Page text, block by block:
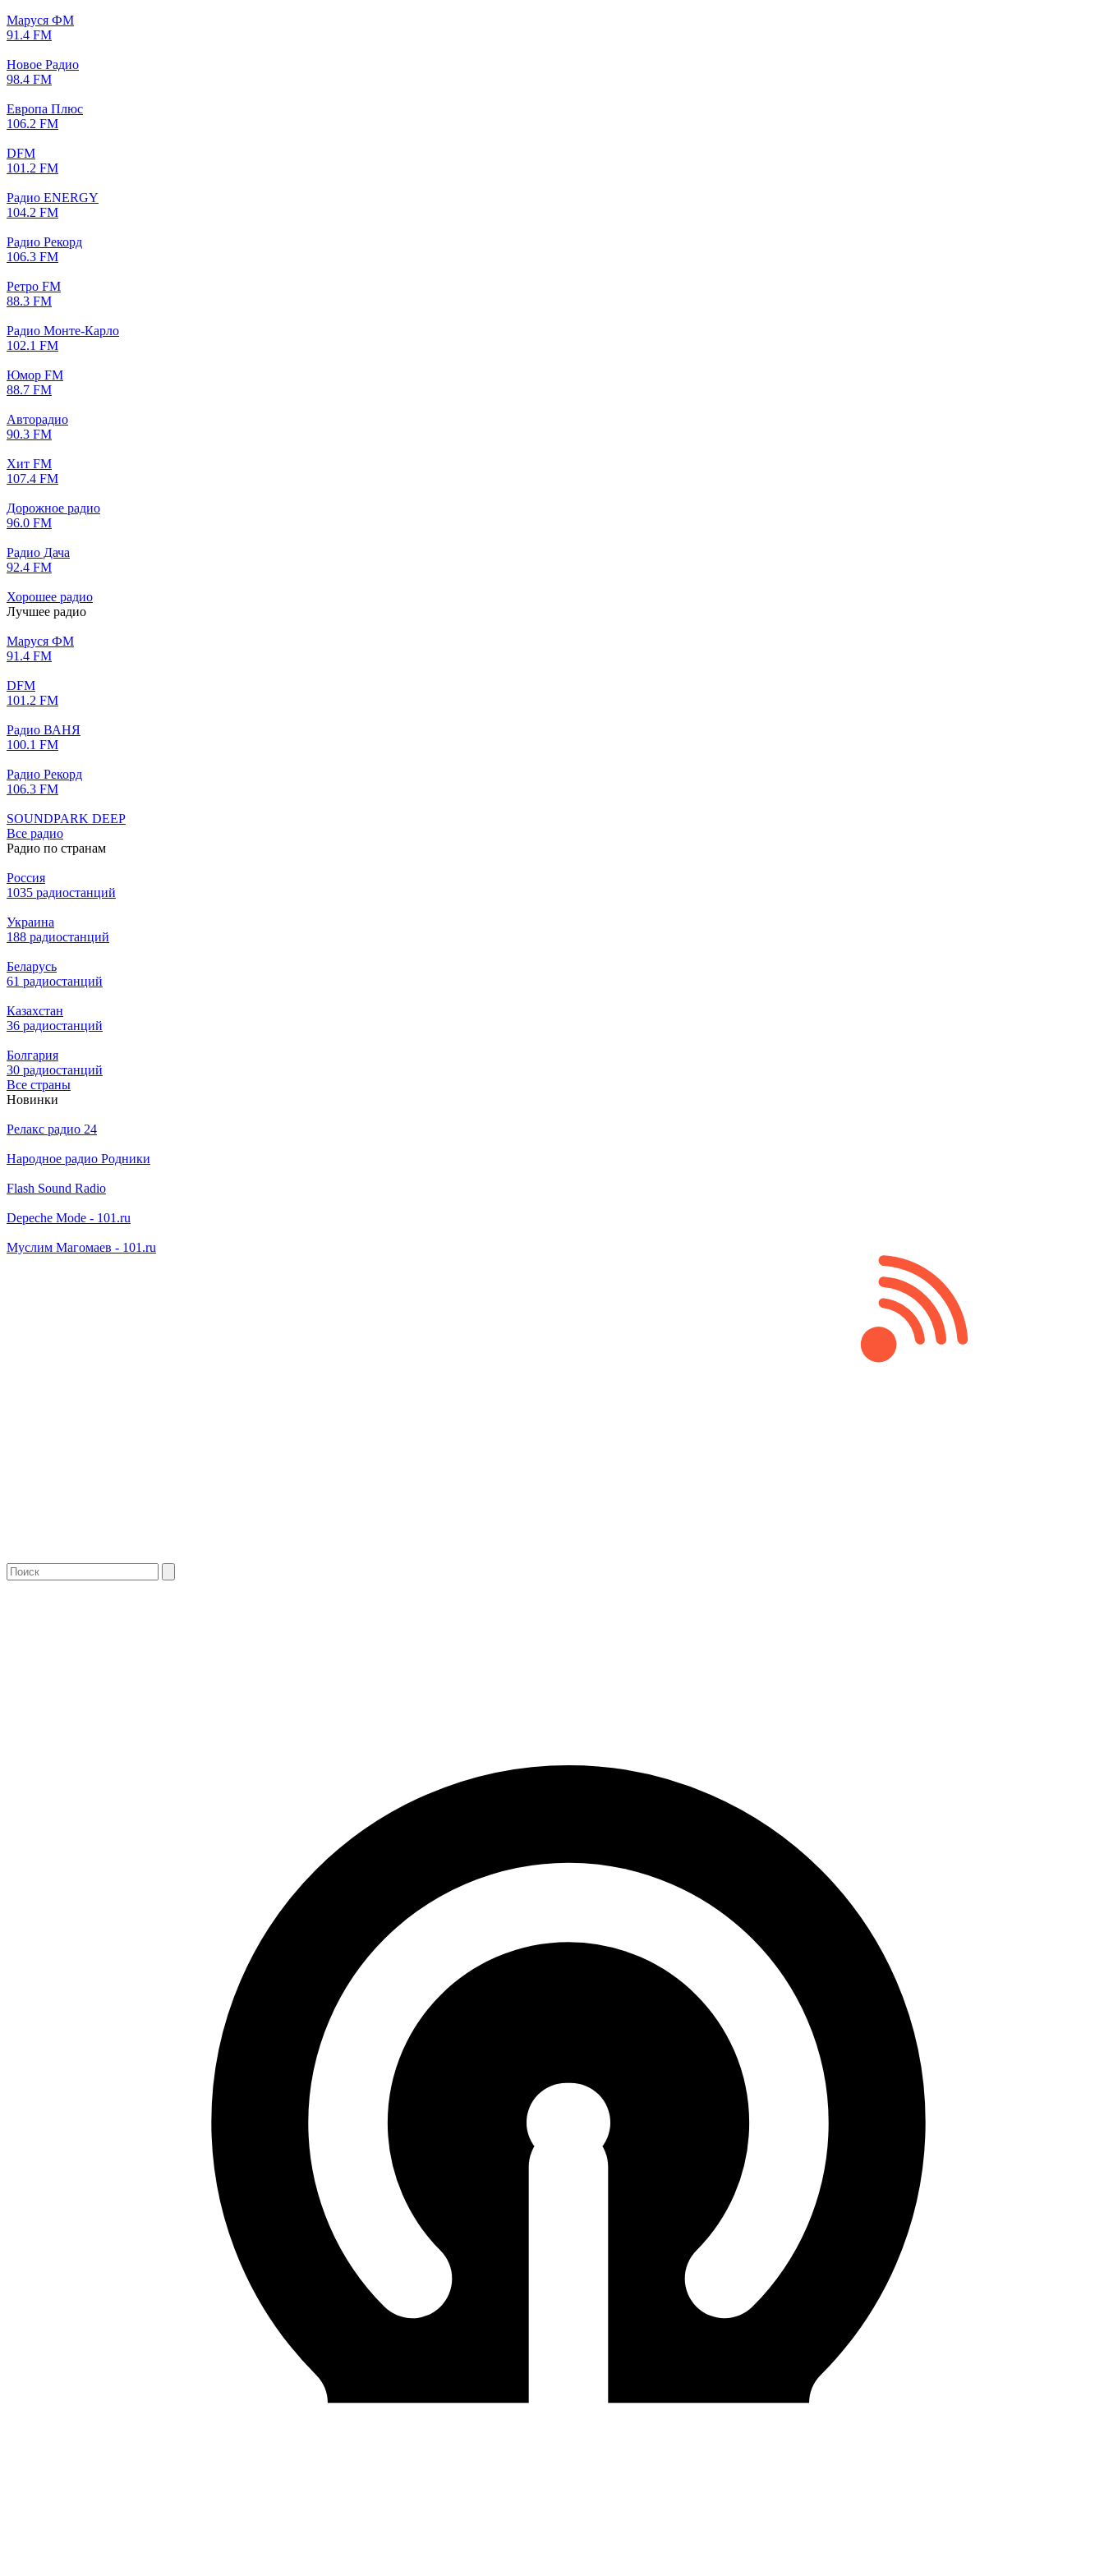
Маруся ФМ
91.4 FM
Новое Радио
98.4 FM
Европа Плюс
106.2 FM
DFM
101.2 FM
Радио ENERGY
104.2 FM
Радио Рекорд
106.3 FM
Ретро FM
88.3 FM
Радио Монте-Карло
102.1 FM
Юмор FM
88.7 FM
Авторадио
90.3 FM
Хит FM
107.4 FM
Дорожное радио
96.0 FM
Радио Дача
92.4 FM
Хорошее радио
Лучшее радио
Маруся ФМ
91.4 FM
DFM
101.2 FM
Радио ВАНЯ
100.1 FM
Радио Рекорд
106.3 FM
SOUNDPARK DEEP
Все радио
Радио по странам
Россия
1035 радиостанций
Украина
188 радиостанций
Беларусь
61 радиостанций
Казахстан
36 радиостанций
Болгария
30 радиостанций
Все страны
Новинки
Релакс радио 24
Народное радио Родники
Flash Sound Radio
Depeche Mode - 101.ru
Муслим Магомаев - 101.ru